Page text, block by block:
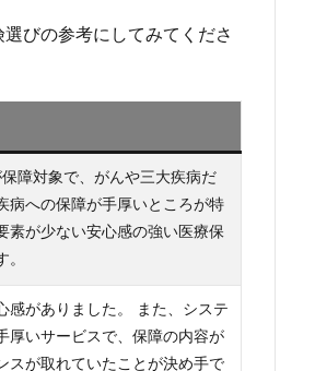
びの参考にしてみてくださ
障対象で、がんや三大疾病だ
病への保障が手厚いところが特
素が少ない安心感の強い医療保
。
感がありました。 また、システ
厚いサービスで、保障の内容が
スが取れていたことが決め手で